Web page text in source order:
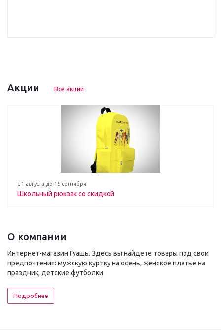
Акции Все акции
с 1 августа до 15 сентября
Школьный рюкзак со скидкой
О компании
Интернет-магазин Гуашь. Здесь вы найдете товары под свои
предпочтения: мужскую куртку на осень, женское платье на
праздник, детские футболки
Подробнее